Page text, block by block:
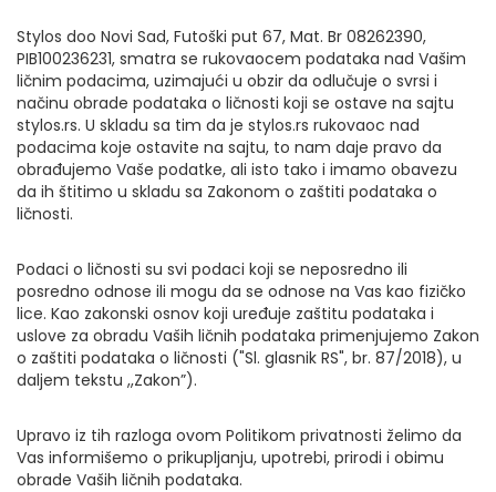
Stylos doo Novi Sad, Futoški put 67, Mat. Br 08262390,
PIB100236231, smatra se rukovaocem podataka nad Vašim
ličnim podacima, uzimajući u obzir da odlučuje o svrsi i
načinu obrade podataka o ličnosti koji se ostave na sajtu
stylos.rs. U skladu sa tim da je stylos.rs rukovaoc nad
podacima koje ostavite na sajtu, to nam daje pravo da
obrađujemo Vaše podatke, ali isto tako i imamo obavezu
da ih štitimo u skladu sa Zakonom o zaštiti podataka o
ličnosti.
Podaci o ličnosti su svi podaci koji se neposredno ili
posredno odnose ili mogu da se odnose na Vas kao fizičko
lice. Kao zakonski osnov koji uređuje zaštitu podataka i
uslove za obradu Vaših ličnih podataka primenjujemo Zakon
o zaštiti podataka o ličnosti ("Sl. glasnik RS", br. 87/2018), u
daljem tekstu ,,Zakon”).
Upravo iz tih razloga ovom Politikom privatnosti želimo da
Vas informišemo o prikupljanju, upotrebi, prirodi i obimu
obrade Vaših ličnih podataka.